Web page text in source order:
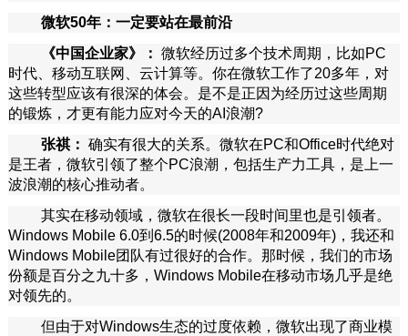
微软50年：一定要站在最前沿
《中国企业家》： 微软经历过多个技术周期，比如PC
时代、移动互联网、云计算等。你在微软工作了20多年，对
这些转型应该有很深的体会。是不是正因为经历过这些周期
的锻炼，才更有能力应对今天的AI浪潮?
张祺： 确实有很大的关系。微软在PC和Office时代绝对
是王者，微软引领了整个PC浪潮，包括生产力工具，是上一
波浪潮的核心推动者。
其实在移动领域，微软在很长一段时间里也是引领者。
Windows Mobile 6.0到6.5的时候(2008年和2009年)，我还和
Windows Mobile团队有过很好的合作。那时候，我们的市场
份额是百分之九十多，Windows Mobile在移动市场几乎是绝
对领先的。
但由于对Windows生态的过度依赖，微软出现了商业模